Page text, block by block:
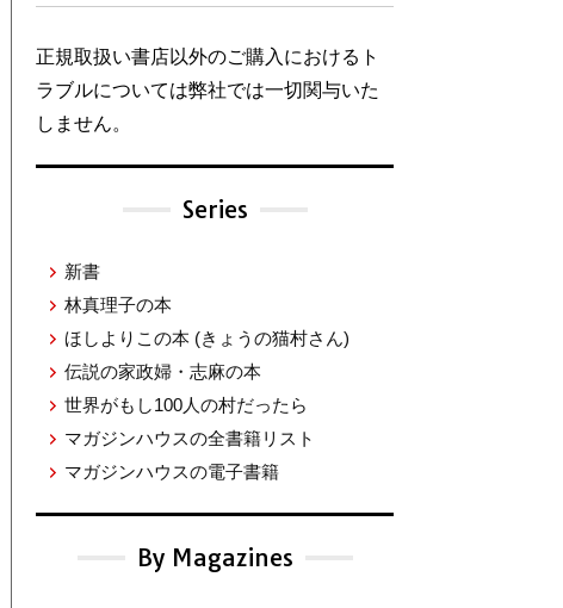
正規取扱い書店以外のご購入におけるト
ラブルについては弊社では一切関与いた
しません。
Series
新書
林真理子の本
ほしよりこの本 (きょうの猫村さん)
伝説の家政婦・志麻の本
世界がもし100人の村だったら
マガジンハウスの全書籍リスト
マガジンハウスの電子書籍
By Magazines